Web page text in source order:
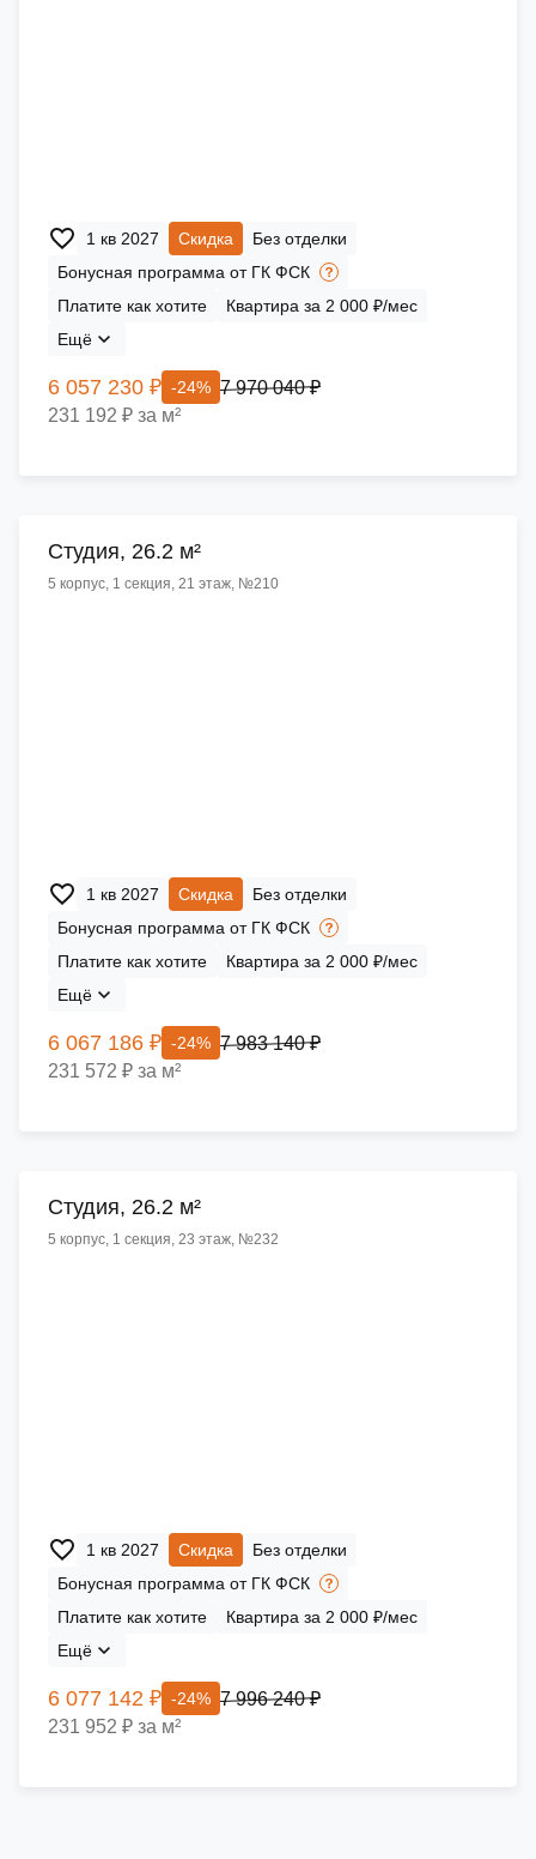
1 кв 2027 Скидка
Без отделки
Бонусная программа от ГК ФСК
Платите как хотите
Квартира за 2 000 ₽/мес
Ещё
6 057 230 ₽ -24% 7 970 040 ₽
231 192 ₽ за м²
Cтудия, 26.2 м²
5 корпус, 1 секция, 21 этаж, №210
1 кв 2027 Скидка
Без отделки
Бонусная программа от ГК ФСК
Платите как хотите
Квартира за 2 000 ₽/мес
Ещё
6 067 186 ₽ -24% 7 983 140 ₽
231 572 ₽ за м²
Cтудия, 26.2 м²
5 корпус, 1 секция, 23 этаж, №232
1 кв 2027 Скидка
Без отделки
Бонусная программа от ГК ФСК
Платите как хотите
Квартира за 2 000 ₽/мес
Ещё
6 077 142 ₽ -24% 7 996 240 ₽
231 952 ₽ за м²